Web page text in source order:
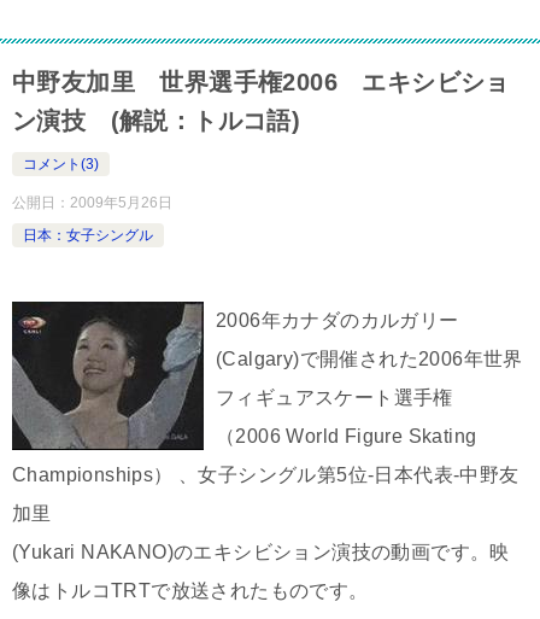
中野友加里 世界選手権2006 エキシビショ
ン演技 (解説：トルコ語)
コメント(3)
公開日： 2009年5月26日
日本：女子シングル
2006年カナダのカルガリー
(Calgary)で開催された2006年世界
フィギュアスケート選手権
（2006 World Figure Skating
Championships） 、女子シングル第5位-日本代表-中野友
加里
(Yukari NAKANO)のエキシビション演技の動画です。映
像は トルコTRTで放送されたものです。